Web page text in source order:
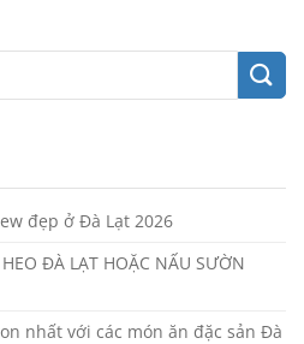
đẹp ở Đà Lạt 2026
ĐÀ LẠT HOẶC NẤU SƯỜN
nhất với các món ăn đặc sản Đà